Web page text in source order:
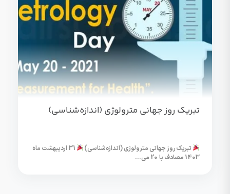
تبریک روز جهانی مترولوژی (اندازه‌شناسی)
تبریک روز جهانی مترولوژی (اندازه‌شناسی)
31 اردیبهشت ماه
1403 مصادف با 20 می...